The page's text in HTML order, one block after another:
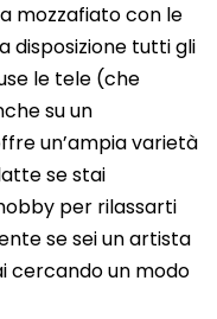
mozzafiato con le
disposizione tutti gli
le tele (che
su un
un’ampia varietà
se stai
per rilassarti
se sei un artista
cercando un modo